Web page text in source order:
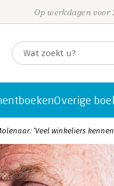
Op werkdagen
Overige
‘Veel winkeliers